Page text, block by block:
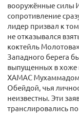
вооружённые силы
сопротивление
лидер призвал к
не отказывался
коктейль
Западного берега
выпущенных в хоже
ХАМАС Мухаммадом
Обейдой, чья
неизвестны. Эти
транслировались